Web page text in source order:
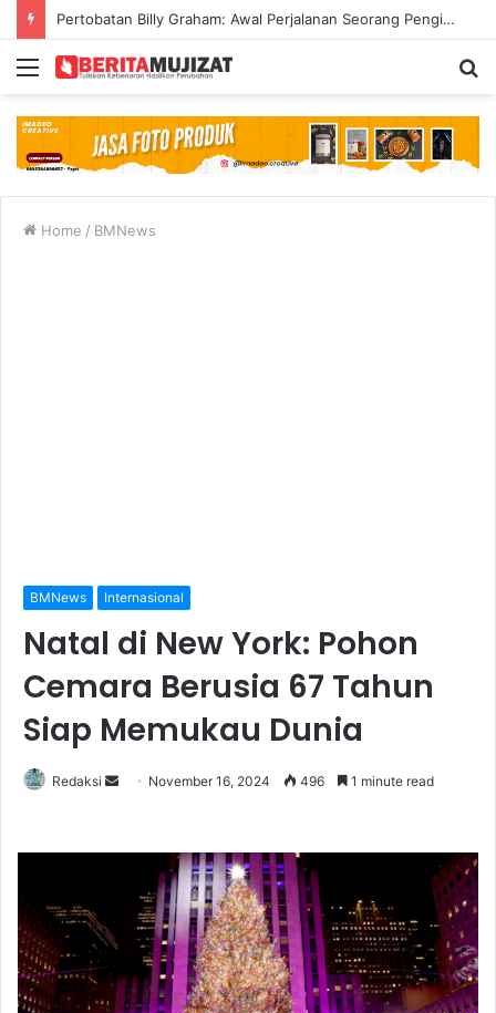
Pertobatan Billy Graham: Awal Perjalanan Seorang Penginjil Dunia
Menu
Home / BMNews
BMNews Internasional
Natal di New York: Pohon
Cemara Berusia 67 Tahun
Siap Memukau Dunia
Redaksi
a
November 16, 2024 496 1 minute read